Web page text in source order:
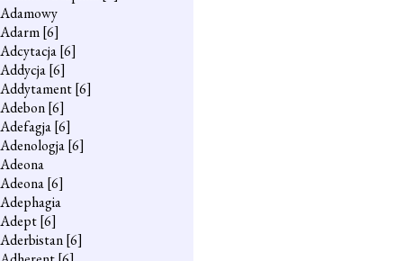
Adamowy
Adarm[6]
Adcytacja[6]
Addycja[6]
Addytament[6]
Adebon[6]
Adefagja[6]
Adenologja[6]
Adeona
Adeona[6]
Adephagia
Adept[6]
Aderbistan[6]